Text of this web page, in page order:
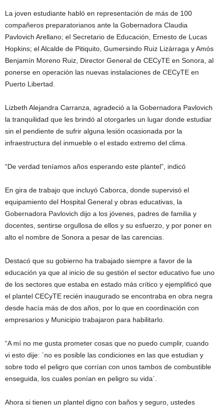
La joven estudiante habló en representación de más de 100
compañeros preparatorianos ante la Gobernadora Claudia
Pavlovich Arellano; el Secretario de Educación, Ernesto de Lucas
Hopkins; el Alcalde de Pitiquito, Gumersindo Ruiz Lizárraga y Amós
Benjamín Moreno Ruiz, Director General de CECyTE en Sonora, al
ponerse en operación las nuevas instalaciones de CECyTE en
Puerto Libertad.
Lizbeth Alejandra Carranza, agradeció a la Gobernadora Pavlovich
la tranquilidad que les brindó al otorgarles un lugar donde estudiar
sin el pendiente de sufrir alguna lesión ocasionada por la
infraestructura del inmueble o el estado extremo del clima.
“De verdad teníamos años esperando este plantel”, indicó
En gira de trabajo que incluyó Caborca, donde supervisó el
equipamiento del Hospital General y obras educativas, la
Gobernadora Pavlovich dijo a los jóvenes, padres de familia y
docentes, sentirse orgullosa de ellos y su esfuerzo, y por poner en
alto el nombre de Sonora a pesar de las carencias.
Destacó que su gobierno ha trabajado siempre a favor de la
educación ya que al inicio de su gestión el sector educativo fue uno
de los sectores que estaba en estado más crítico y ejemplificó que
el plantel CECyTE recién inaugurado se encontraba en obra negra
desde hacía más de dos años, por lo que en coordinación con
empresarios y Municipio trabajaron para habilitarlo.
“A mí no me gusta prometer cosas que no puedo cumplir, cuando
vi esto dije: `no es posible las condiciones en las que estudian y
sobre todo el peligro que corrían con unos tambos de combustible
enseguida, los cuales ponían en peligro su vida´.
Ahora si tienen un plantel digno con baños y seguro, ustedes